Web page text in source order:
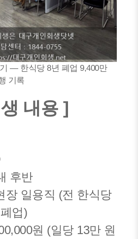
— 한식당 8년 폐업 9,400만
기록
내용 ]
후반
장 일용직 (전 한식당
업)
원 (일당 13만 원